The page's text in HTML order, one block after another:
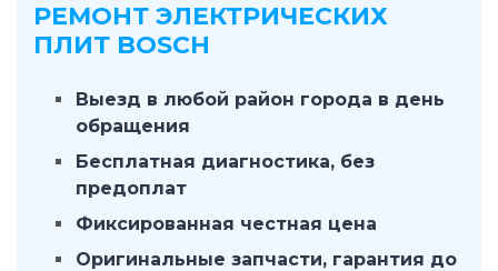
РЕМОНТ ЭЛЕКТРИЧЕСКИХ
ПЛИТ BOSCH
Выезд в любой район города в день
обращения
Бесплатная диагностика, без
предоплат
Фиксированная честная цена
Оригинальные запчасти, гарантия до